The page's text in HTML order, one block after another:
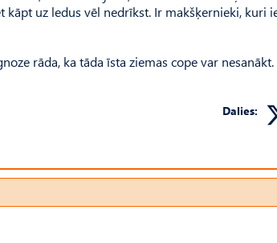
uz ledus vēl nedrīkst. Ir makšķernieki, kuri
rāda, ka tāda īsta ziemas cope var
Dalies: